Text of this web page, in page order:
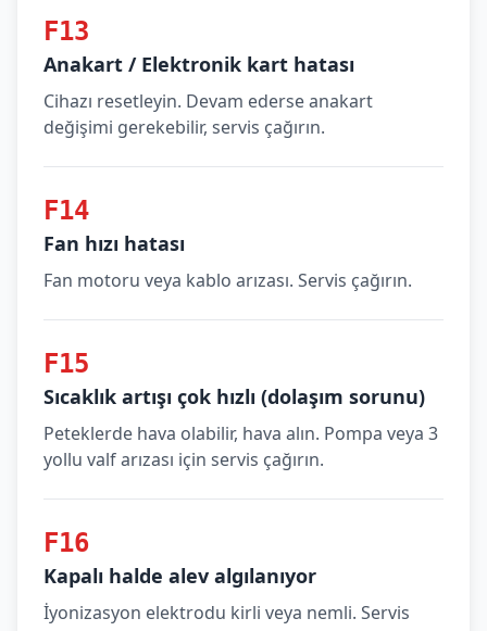
F13
Anakart / Elektronik kart hatası
Cihazı resetleyin. Devam ederse anakart
değişimi gerekebilir, servis çağırın.
F14
Fan hızı hatası
Fan motoru veya kablo arızası. Servis çağırın.
F15
Sıcaklık artışı çok hızlı (dolaşım sorunu)
Peteklerde hava olabilir, hava alın. Pompa veya 3
yollu valf arızası için servis çağırın.
F16
Kapalı halde alev algılanıyor
İyonizasyon elektrodu kirli veya nemli. Servis